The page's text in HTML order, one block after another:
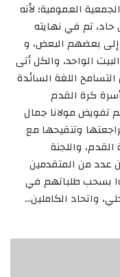
عدد ثلثي الجمعية العمومية؛ لأنه
تم في نهايته
إلى بعضهم البعض، و
الواحد، والكل أتى
اللغة السائدة
كرة القدم
تم تفويض مولانا جمال
وتنقيحها مع
واللجنة
عدد من المتقدمين
بسحب طلباتهم في
واتحاد الكاملين…